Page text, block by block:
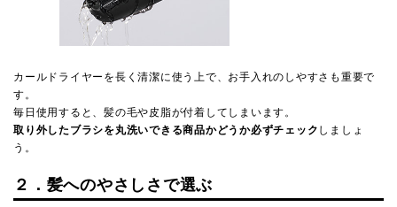
カールドライヤーを長く清潔に使う上で、お手入れのしやすさも重要で
す。
毎日使用すると、髪の毛や皮脂が付着してしまいます。
取り外したブラシを丸洗いできる商品かどうか必ずチェック しましょ
う。
２．髪へのやさしさで選ぶ